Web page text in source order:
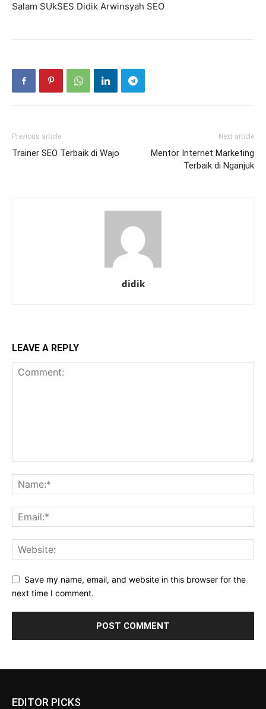
Salam SUkSES Didik Arwinsyah SEO
Previous article
Trainer SEO Terbaik di Wajo
Next article
Mentor Internet Marketing
Terbaik di Nganjuk
didik
LEAVE A REPLY
Save my name, email, and website in this browser for the
next time I comment.
EDITOR PICKS